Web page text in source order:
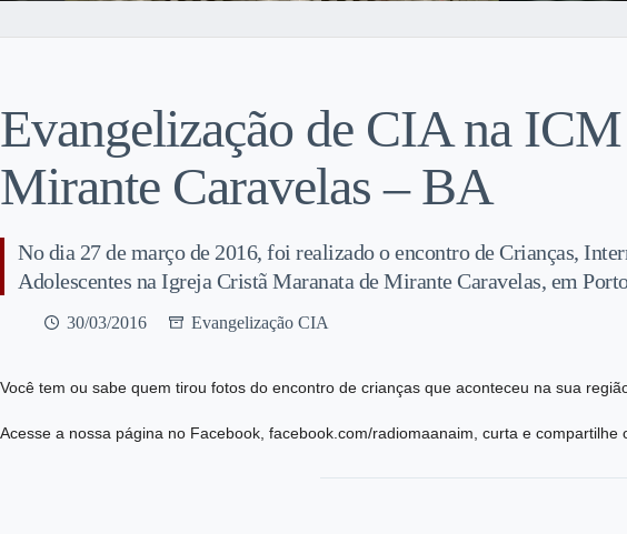
Evangelização de CIA na
Mirante Caravelas – BA
No dia 27 de março de 2016, foi realizado o encontro de Crianças,
Adolescentes na Igreja Cristã Maranata de Mirante Caravelas, em
30/03/2016 Evangelização CIA
Você tem ou sabe quem tirou fotos do encontro de crianças que aconteceu na sua
Acesse a nossa página no Facebook, facebook.com/radiomaanaim, curta e